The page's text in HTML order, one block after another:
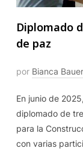
Diplomado
de paz
por Bianca Bauer
En junio de
diplomado de
para la
con varias